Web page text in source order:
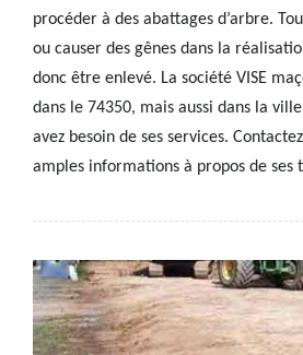
procéder à des abattages d’arbre.
ou causer des gênes dans la
donc être enlevé. La société VISE
dans le 74350, mais aussi dans la
avez besoin de ses services.
amples informations à propos de ses